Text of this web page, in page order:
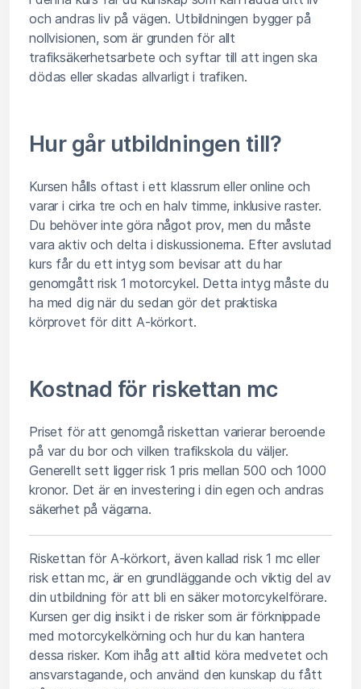
och andras liv på vägen. Utbildningen bygger på
nollvisionen, som är grunden för allt
trafiksäkerhetsarbete och syftar till att ingen ska
dödas eller skadas allvarligt i trafiken.
Hur går utbildningen till?
Kursen hålls oftast i ett klassrum eller online och
varar i cirka tre och en halv timme, inklusive raster.
Du behöver inte göra något prov, men du måste
vara aktiv och delta i diskussionerna. Efter avslutad
kurs får du ett intyg som bevisar att du har
genomgått risk 1 motorcykel. Detta intyg måste du
ha med dig när du sedan gör det praktiska
körprovet för ditt A-körkort.
Kostnad för riskettan mc
Priset för att genomgå riskettan varierar beroende
på var du bor och vilken trafikskola du väljer.
Generellt sett ligger risk 1 pris mellan 500 och 1000
kronor. Det är en investering i din egen och andras
säkerhet på vägarna.
Riskettan för A-körkort, även kallad risk 1 mc eller
risk ettan mc, är en grundläggande och viktig del av
din utbildning för att bli en säker motorcykelförare.
Kursen ger dig insikt i de risker som är förknippade
med motorcykelkörning och hur du kan hantera
dessa risker. Kom ihåg att alltid köra medvetet och
ansvarstagande, och använd den kunskap du fått